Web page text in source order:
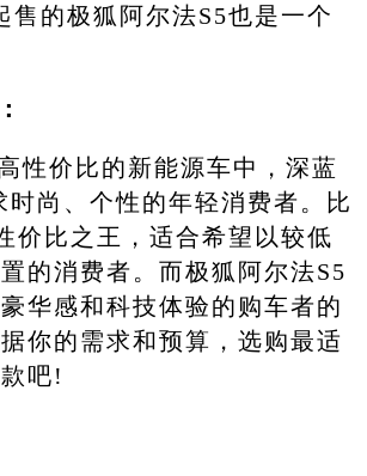
售的极狐阿尔法S5也是一个
性价比的新能源车中，深蓝
时尚、个性的年轻消费者。比
价比之王，适合希望以较低
的消费者。而极狐阿尔法S5
华感和科技体验的购车者的
你的需求和预算，选购最适
吧!